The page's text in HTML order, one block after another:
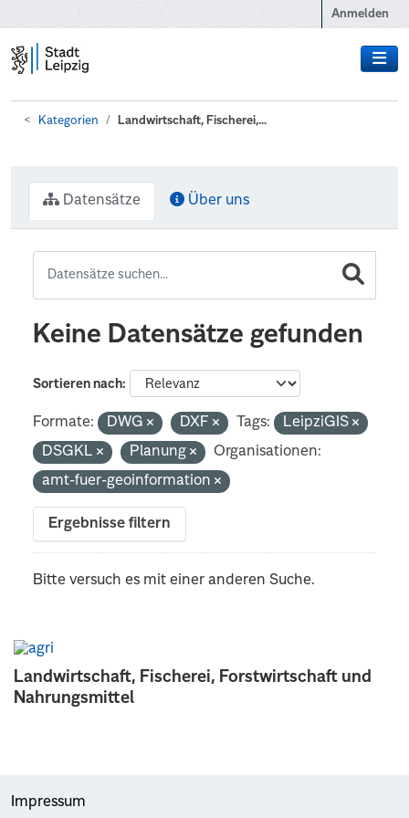
Anmelden
Kategorien Landwirtschaft, Fischerei,...
Landwirtschaft, Fischerei, Forstwirtschaft und
Nahrungsmittel
Datensätze Über uns
Keine Datensätze gefunden
Sortieren nach
Formate: DWG DXF Tags:
LeipziGIS
DSGKL
Planung
Organisationen:
amt-fuer-geoinformation
Ergebnisse filtern
Bitte versuch es mit einer anderen Suche.
Impressum